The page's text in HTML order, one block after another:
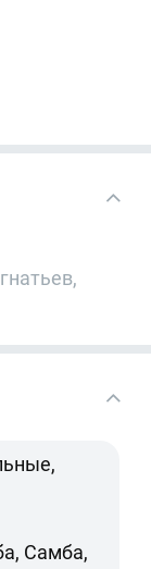
Самба,